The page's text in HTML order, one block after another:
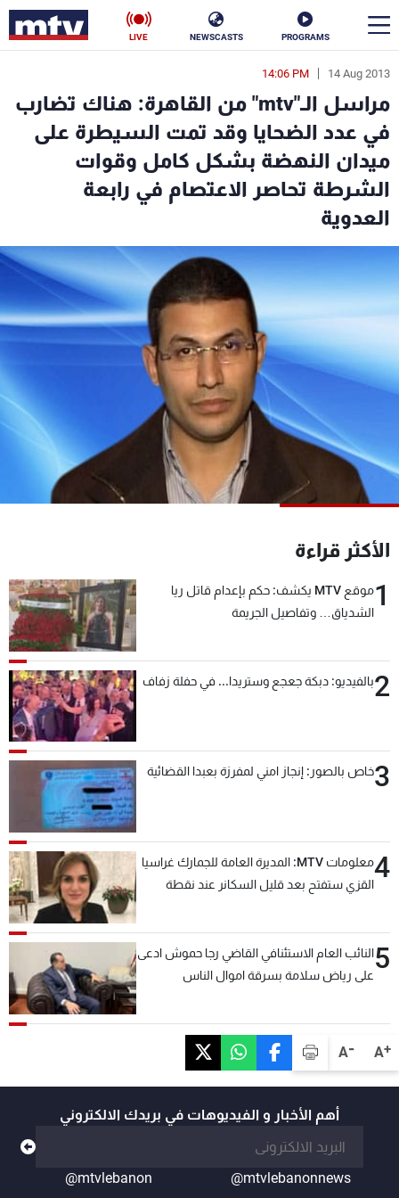
PROGRAMS
NEWSCASTS
LIVE
A+
A-
14 Aug 2013
14:06 PM
مراسل الـ"mtv" من القاهرة: هناك تضارب
في عدد الضحايا وقد تمت السيطرة على
ميدان النهضة بشكل كامل وقوات
الشرطة تحاصر الاعتصام في رابعة
العدوية
الأكثر قراءة
1
موقع MTV يكشف: حكم بإعدام قاتل ريا
الشدياق… وتفاصيل الجريمة
2بالفيديو: دبكة جعجع وستريدا... في حفلة زفاف
3خاص بالصور: إنجاز امني لمفرزة بعبدا القضائية
4
معلومات MTV: المديرة العامة للجمارك غراسيا
القزي ستفتح بعد قليل السكانر عند نقطة
السعودية والدول العربية
5النائب العام الاستئنافي القاضي رجا حموش ادعى
على رياض سلامة بسرقة اموال الناس
أهم الأخبار و الفيديوهات في بريدك الالكتروني
@mtvlebanonnews
@mtvlebanon
en
الأخبار
سياسة ناس
إقتصاد فن
منوعات رياضة
كأس العالم
البرامج
جدول البرامج
شاهد البرامج
الترددات
عن MTV
لاعلاناتكم
وظائف